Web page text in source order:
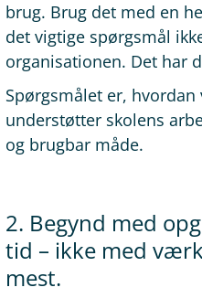
brug. Brug det med en
det vigtige spørgsmål
organisationen. Det har
Spørgsmålet er,
understøtter skolens
og brugbar måde.
2. Begynd med
tid – ikke med
mest.